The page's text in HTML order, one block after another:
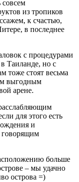
из тропиков
к счастью,
в последнее
с процедурами
Таиланде, но с
тоже стоят весьма
выгодным
арене.
для этого есть
и
говорящим
больше
– мы удачно
острова =)